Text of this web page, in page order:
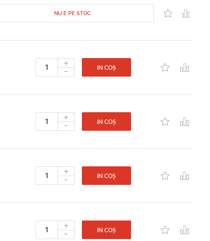
NU E PE STOC
+
- IN COȘ
+
- IN COȘ
+
- IN COȘ
+
- IN COȘ